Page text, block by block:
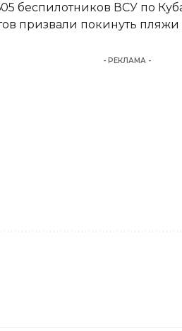
беспилотников ВСУ по
призвали покинуть
- РЕКЛАМА -